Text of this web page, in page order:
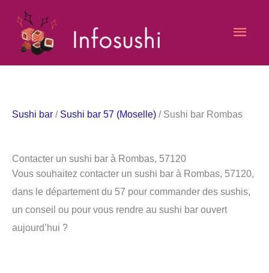
contenu
Sushi bar / Sushi bar 57 (Moselle) / Sushi bar Rombas
Contacter un sushi bar à Rombas, 57120
Vous souhaitez contacter un sushi bar à Rombas, 57120,
dans le département du 57 pour commander des sushis,
un conseil ou pour vous rendre au sushi bar ouvert
aujourd’hui ?